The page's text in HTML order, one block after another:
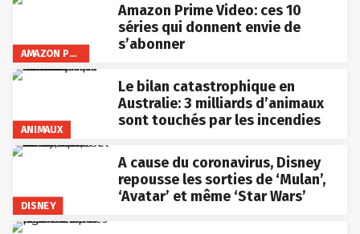
AMAZON PRIME VIDEO
Amazon Prime Video: ces 10
séries qui donnent envie de
s’abonner
ANIMAUX
Le bilan catastrophique en
Australie: 3 milliards d’animaux
sont touchés par les incendies
DISNEY
A cause du coronavirus, Disney
repousse les sorties de ‘Mulan’,
‘Avatar’ et même ‘Star Wars’